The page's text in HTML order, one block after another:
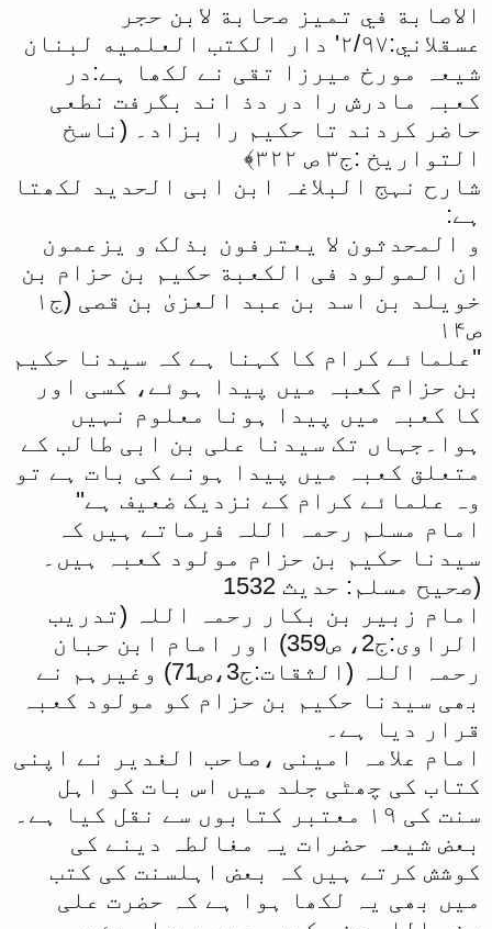
الاصابة في تميز صحابة لابن حجر
عسقلاني:٢/٩٧' دار الكتب العلميه لبنان
شیعہ مورخ میرزا تقی نے لکھا ہے:در
کعبہ مادرش را در دذ اند بگرفت نطعی
حاضر کردند تا حکیم را بزاد۔ (ناسخ
التواریخ :ج۳ ص ۳۲۲﴾
شارح نہج البلاغہ ابن ابی الحدید لکھتا
ہے:
و المحدثون لا یعترفون بذلک و یزعمون
ان المولود فی الکعبة حکیم بن حزام بن
خویلد بن اسد بن عبد العزیٰ بن قصی (ج١
ص١۴
''علمائے کرام کا کہنا ہے کہ سیدنا حکیم
بن حزام کعبہ میں پیدا ہوئے، کسی اور
کا کعبہ میں پیدا ہونا معلوم نہیں
ہوا۔جہاں تک سیدنا علی بن ابی طالب کے
متعلق کعبہ میں پیدا ہونے کی بات ہے تو
وہ علمائے کرام کے نزدیک ضعیف ہے''
امام مسلم رحمہ اللہ فرماتے ہیں کہ
سیدنا حکیم بن حزام مولود کعبہ ہیں۔
(صحیح مسلم: حدیث 1532
امام زبیر بن بکار رحمہ اللہ (تدریب
الراوی:ج2، ص359) اور امام ابن حبان
رحمہ اللہ (الثقات:ج3،ص71) وغیرہم نے
بھی سیدنا حکیم بن حزام کو مولود کعبہ
قرار دیا ہے۔
امام علامہ امینی ،صاحب الغدیر نے اپنی
کتاب کی چھٹی جلد میں اس بات کو اہل
سنت کی ۱۹ معتبر کتابوں سے نقل کیا ہے۔
بعض شیعہ حضرات یہ مغالطہ دینے کی
کوشش کرتے ہیں کہ بعض اہلسنت کی کتب
میں بھی یہ لکھا ہوا ہے کہ حضرت علی